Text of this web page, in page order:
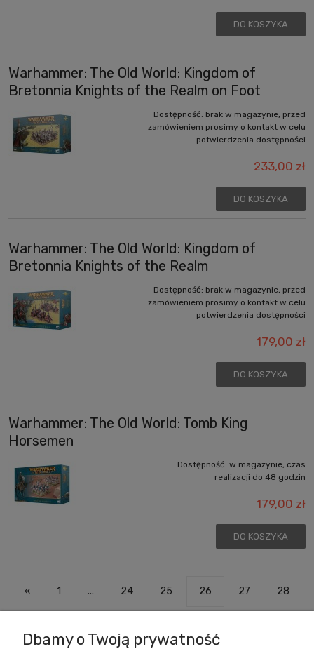
DO KOSZYKA
Warhammer: The Old World: Kingdom of
Bretonnia Knights of the Realm on Foot
Dostępność: brak w magazynie, przed
zamówieniem prosimy o kontakt w celu
potwierdzenia dostępności
233,00 zł
DO KOSZYKA
Warhammer: The Old World: Kingdom of
Bretonnia Knights of the Realm
Dostępność: brak w magazynie, przed
zamówieniem prosimy o kontakt w celu
potwierdzenia dostępności
179,00 zł
DO KOSZYKA
Warhammer: The Old World: Tomb King
Horsemen
Dostępność: w magazynie, czas
realizacji do 48 godzin
179,00 zł
DO KOSZYKA
« 1 ... 24 25 26 27 28
Dbamy o Twoją prywatność